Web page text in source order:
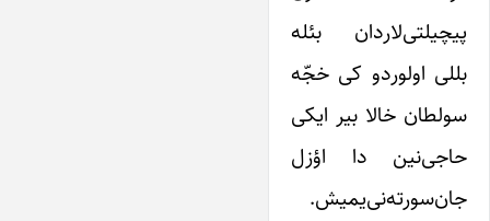
پیچیلتی‌لاردان بئله
بللی اولوردو کی خجّه
سولطان خالا بیر ایکی
حاجی‌نین دا اؤزل
جان‌سورته‌نی‌یمیش.